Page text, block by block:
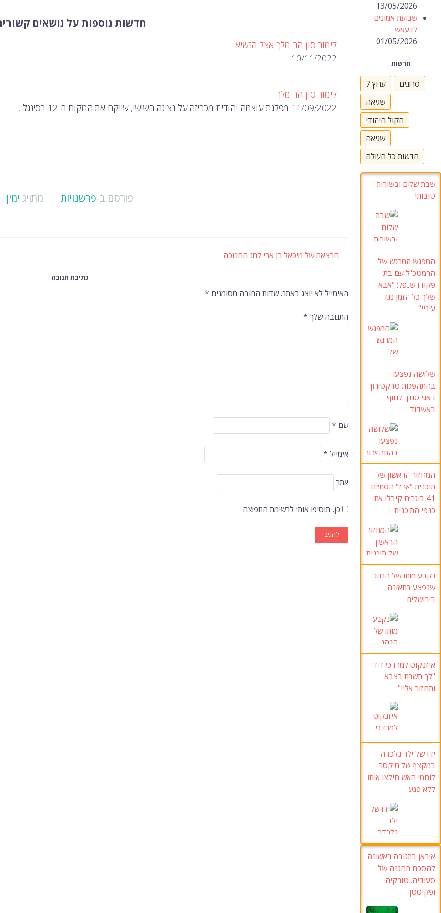
חדשות נוספות על נושאים
לימור סון הר מלך אצל הנשיא
10/11/2022
לימור סון הר מלך
11/09/2022 מפלגת עוצמה יהודית מכריזה על נציגה השישי, שייקח את המקום ה-12 בסינגל…
פורסם ב-פרשנויות מתויג ימין
ניווט
ברשומות
→ הרצאה של מיכאל בן ארי לחג החנוכה
כתיבת תגובה
האימייל לא יוצג באתר.שדות החובה מסומנים *
התגובה שלך *
שם *
אימייל *
אתר
כן, תוסיפו אותי לרשימת התפוצה
13/05/2026
שבועת אמונים
לדעאש
01/05/2026
חדשות
ערוץ 7
סרוגים
שגיאה
הקול היהודי
שגיאה
חדשות כל העולם
שבת שלום ובשורות
טובות!
המפגש המרגש של
הרמטכ"ל עם בת
פקודו שנפל: "אבא
שלך כל הזמן נגד
עיניי"
שלושה נפצעו
בהתהפכות טרקטורון
באגי סמוך לחוף
באשדוד
המחזור הראשון של
תוכנית "ארז" הסתיים:
41 בוגרים קיבלו את
כנפי התוכנית
נקבע מותו של הנהג
שנפצע בתאונה
בירושלים
איזנקוט למרדכי דוד:
"לך תשרת בצבא
ותחזור אליי"
ידו של ילד נלכדה
במקצף של מיקסר -
לוחמי האש חילצו אותו
ללא פגע
איראן בתגובה ראשונה
להסכם ההגנה של
סעודיה, טורקיה
ופקיסטן